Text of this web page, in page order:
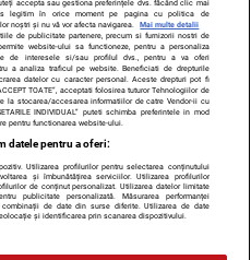
Termeni și condiții
semne. Nici o instituţie sau persoană
accepta sau gestiona preferințele dvs. făcând clic mai
legitim în orice moment pe pagina cu politica de
noștri și nu vă vor afecta navigarea.
Mai multe detalii
de publicitate partenere, precum si furnizorii nostri de
website-ului sa functioneze, pentru a personaliza
de interesele si/sau profilul dvs., pentru a va oferi
a analiza traficul pe website. Beneficiati de drepturile
datelor cu caracter personal. Aceste drepturi pot fi
TOATE”, acceptati folosirea tuturor Tehnologiilor de
la stocarea/accesarea informatiilor de catre Vendor-ii cu
INDIVIDUAL” puteti schimba preferintele in mod
pentru functionarea website-ului.
datele pentru a oferi:
Utilizarea profilurilor pentru selectarea conținutului
și îmbunătățirea serviciilor. Utilizarea profilurilor
de conținut personalizat. Utilizarea datelor limitate
publicitate personalizată. Măsurarea performanței
de date din surse diferite. Utilizarea de date
și identificarea prin scanarea dispozitivului.